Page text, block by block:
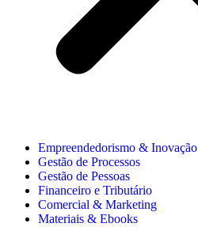
Empreendedorismo & Inovação
Gestão de Processos
Gestão de Pessoas
Financeiro e Tributário
Comercial & Marketing
Materiais & Ebooks